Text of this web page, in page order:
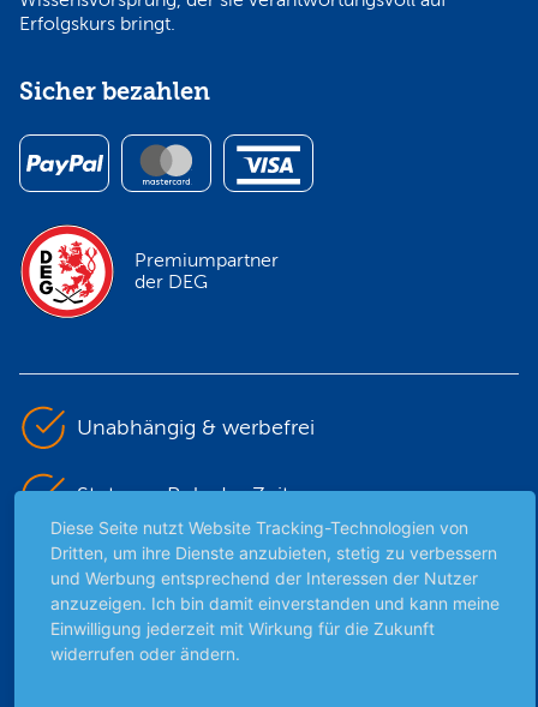
Erfolgskurs bringt.
Sicher bezahlen
Premiumpartner
der DEG
Unabhängig & werbefrei
Stets am Puls der Zeit
Schutz persönlicher Daten
Sicher mit SSL-Verschlüsselung
Diese Seite nutzt Website Tracking-Technologien von
Dritten, um ihre Dienste anzubieten, stetig zu verbessern
und Werbung entsprechend der Interessen der Nutzer
anzuzeigen. Ich bin damit einverstanden und kann meine
Einwilligung jederzeit mit Wirkung für die Zukunft
widerrufen oder ändern.